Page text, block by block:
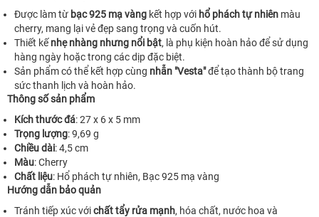
Được làm từ bạc 925 mạ vàng kết hợp với hổ phách tự nhiên màu
cherry, mang lại vẻ đẹp sang trọng và cuốn hút.
Thiết kếnhẹ nhàng nhưng nổi bật, là phụ kiện hoàn hảo để sử dụng
hàng ngày hoặc trong các dịp đặc biệt.
Sản phẩm có thể kết hợp cùng nhẫn "Vesta"để tạo thành bộ trang
sức thanh lịch và hoàn hảo.
Thông số sản phẩm
Kích thước đá: 27 x 6 x 5 mm
Trọng lượng: 9,69 g
Chiều dài: 4,5 cm
Màu: Cherry
Chất liệu: Hổ phách tự nhiên, Bạc 925 mạ vàng
Hướng dẫn bảo quản
Tránh tiếp xúc vớichất tẩy rửa mạnh, hóa chất, nước hoa và